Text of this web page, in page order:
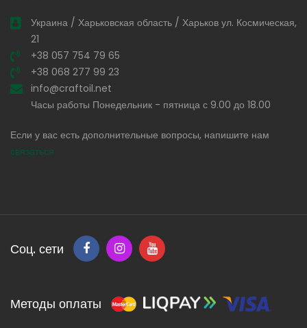
Украина / Харьковская область / Харьков ул. Космическая,
21
+38 057 754 79 65
+38 068 277 99 23
info@craftoil.net
Часы работы Понедельник - пятница с 9.00 до 18.00
Если у вас есть дополнительные вопросы, напишите нам
связаться
Соц. сети
Методы оплаты